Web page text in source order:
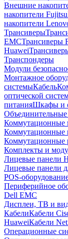
Внешние
накопители Fujitsu
накопители
Трансиверы
EMCТрансиверы
Huawei
Транспондеры
Модули
Монтажное
системыКабель
оптической
питанияШкафы и
Коммутационные
Коммутационные
Коммутационные
Комплекты и
Лицевые панели
Лицевые панели
POS-
Периферийное
Dell EMC
Дисплеи, ТВ и
КабелиКабели
HuaweiКабели
Операционные